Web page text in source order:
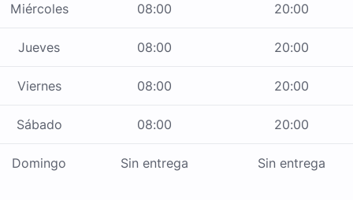
Miércoles 08:00 20:00
Jueves 08:00 20:00
Viernes 08:00 20:00
Sábado 08:00 20:00
Domingo Sin entrega Sin entrega